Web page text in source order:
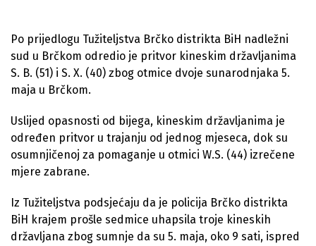
Po prijedlogu Tužiteljstva Brčko distrikta BiH nadležni
sud u Brčkom odredio je pritvor kineskim državljanima
S. B. (51) i S. X. (40) zbog otmice dvoje sunarodnjaka 5.
maja u Brčkom.
Uslijed opasnosti od bijega, kineskim državljanima je
određen pritvor u trajanju od jednog mjeseca, dok su
osumnjičenoj za pomaganje u otmici W.S. (44) izrečene
mjere zabrane.
Iz Tužiteljstva podsjećaju da je policija Brčko distrikta
BiH krajem prošle sedmice uhapsila troje kineskih
državljana zbog sumnje da su 5. maja, oko 9 sati, ispred